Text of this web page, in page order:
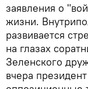
заявления о
жизни.
развивается
на глазах
Зеленского
вчера